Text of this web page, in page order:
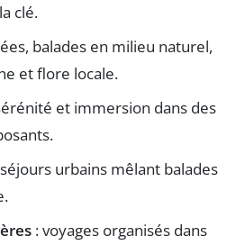
clé.
balades en milieu naturel,
et flore locale.
et immersion dans des
urbains mêlant balades
: voyages organisés dans